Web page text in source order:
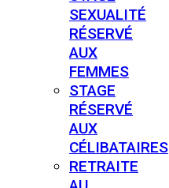
SEXUALITÉ
RÉSERVÉ
AUX
FEMMES
STAGE
RÉSERVÉ
AUX
CÉLIBATAIRES
RETRAITE